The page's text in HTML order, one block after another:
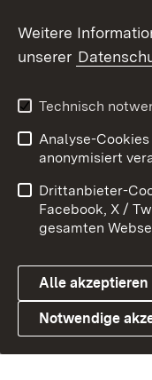
Link zum
Datenschutz
Weitere
unserer
Technisch
Analyse-
anonymisiert
Drittanbieter-
Facebook, X /
gesamten
Alle akzeptieren
Notwendige